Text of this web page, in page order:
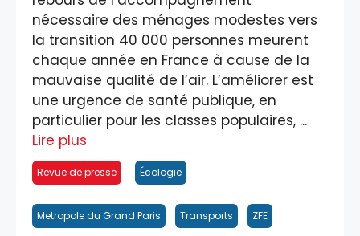
nécessaire des ménages modestes vers
la transition 40 000 personnes meurent
chaque année en France à cause de la
mauvaise qualité de l’air. L’améliorer est
une urgence de santé publique, en
particulier pour les classes populaires, ...
Lire plus
Revue de presse Écologie
Metropole du Grand Paris Transports ZFE